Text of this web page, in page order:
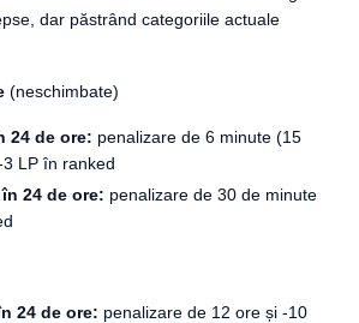
dar păstrând categoriile actuale
(neschimbate)
24 de ore: penalizare de 6 minute (15
LP în ranked
24 de ore: penalizare de 30 de minute
24 de ore: penalizare de 12 ore și -10